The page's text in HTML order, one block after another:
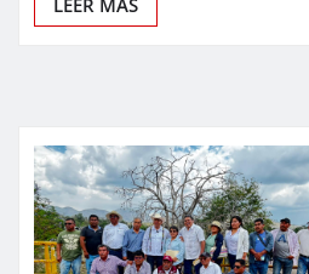
LEER MÁS